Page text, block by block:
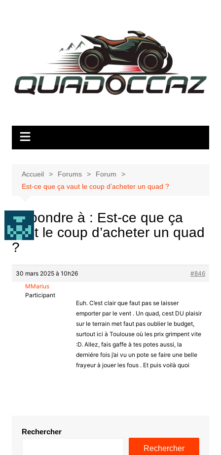
Accueil Forums
Forum
Est-ce que ça vaut le coup d’acheter un quad ?
Répondre à : Est-ce que ça
vaut le coup d’acheter un quad
?
30 mars 2025 à 10h26
#846
MMarius
Participant
Euh. C’est clair que faut pas se laisser
emporter par le vent . Un quad, cest DU plaisir
sur le terrain met faut pas oublier le budget,
surtout ici à Toulouse où les prix grimpent vite
:D. Allez, fais gaffe à tes potes aussi, la
derniére fois j’ai vu un pote se faire une belle
frayeur à jouer les fous . Et puis voilà quoi
Rechercher
Rechercher